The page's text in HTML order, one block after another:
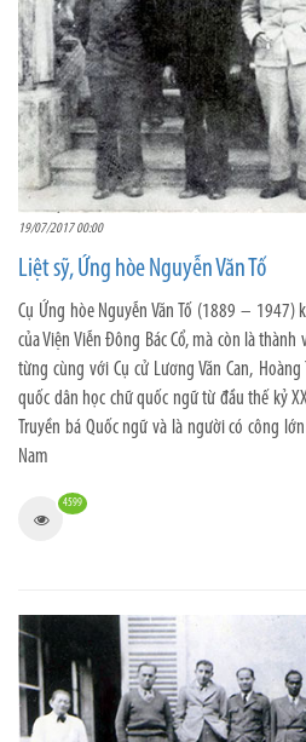
19/07/2017 00:00
Liệt sỹ, Ứng hòe Nguyễn Văn Tố
Cụ Ứng hòe Nguyễn Văn Tố (1889 –
của Viện Viễn Đông Bác Cổ, mà còn là
từng cùng với Cụ cử Lương Văn Can,
quốc dân học chữ quốc ngữ từ đầu thế kỷ
Truyền bá Quốc ngữ và là người có công
Nam
4599